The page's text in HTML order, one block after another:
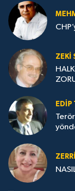
ZEKI
EDIP